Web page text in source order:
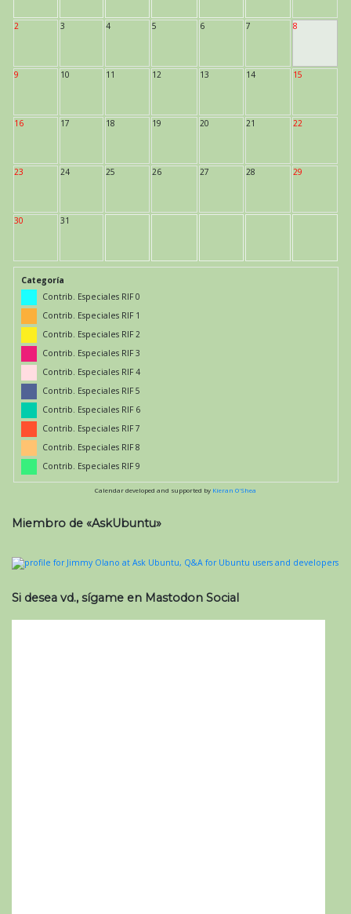
2 3 4 5 6 7 8
9 10 11 12 13 14 15
16 17 18 19 20 21 22
23 24 25 26 27 28 29
30 31
Categoría
Contrib. Especiales RIF 0
Contrib. Especiales RIF 1
Contrib. Especiales RIF 2
Contrib. Especiales RIF 3
Contrib. Especiales RIF 4
Contrib. Especiales RIF 5
Contrib. Especiales RIF 6
Contrib. Especiales RIF 7
Contrib. Especiales RIF 8
Contrib. Especiales RIF 9
Calendar developed and supported by Kieran O'Shea
Miembro de «AskUbuntu»
Si desea vd., sígame en Mastodon Social